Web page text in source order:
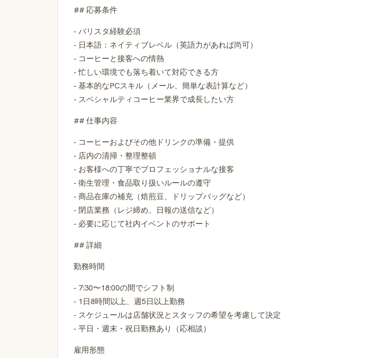
## 応募条件
- バリスタ経験必須
- 日本語：ネイティブレベル（英語力があれば尚可）
- コーヒーと接客への情熱
- 忙しい環境でも落ち着いて対応できる方
- 基本的なPCスキル（メール、簡単な表計算など）
- スペシャルティコーヒー業界で成長したい方
## 仕事内容
- コーヒーおよびその他ドリンクの準備・提供
- 店内の清掃・整理整頓
- お客様への丁寧でプロフェッショナルな接客
- 衛生管理・食品取り扱いルールの遵守
- 商品在庫の補充（焙煎豆、ドリップバッグなど）
- 閉店業務（レジ締め、日報の送信など）
- 必要に応じて社内イベントのサポート
## 詳細
勤務時間
- 7:30〜18:00の間でシフト制
- 1日8時間以上、週5日以上勤務
- スケジュールは店舗状況とスタッフの希望を考慮して決定
- 平日・週末・祝日勤務あり（応相談）
雇用形態